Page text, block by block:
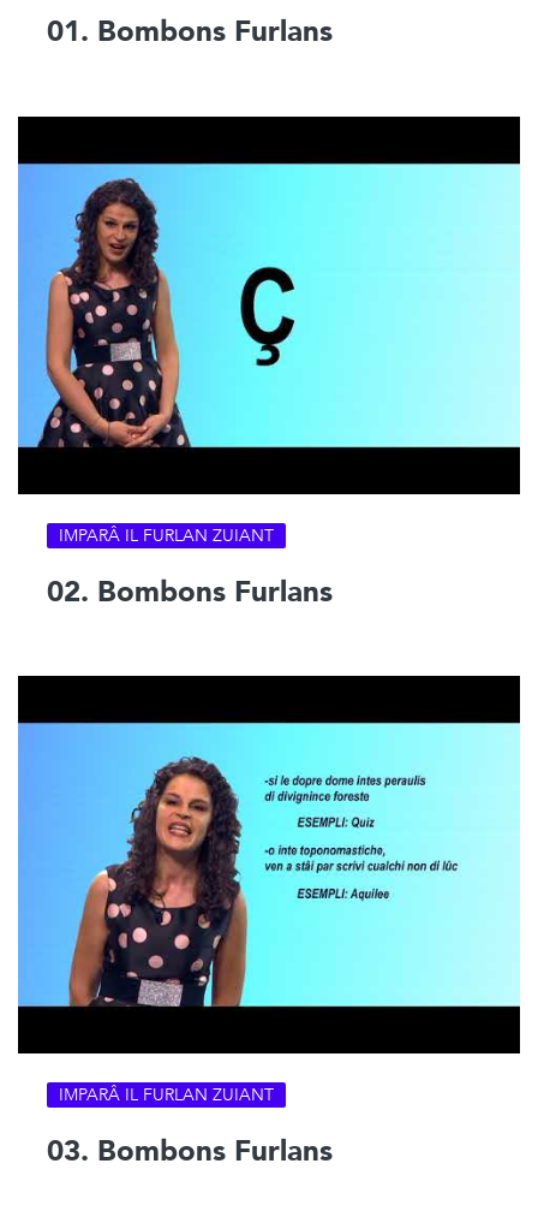
01. Bombons Furlans
IMPARÂ IL FURLAN ZUIANT
02. Bombons Furlans
IMPARÂ IL FURLAN ZUIANT
03. Bombons Furlans